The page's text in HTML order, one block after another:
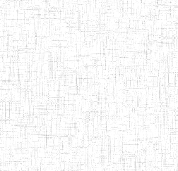
25/09/1995 ENIEG Privé
10/10/2013 ENIEG Privé
10/07/2000 ENIEG Privé